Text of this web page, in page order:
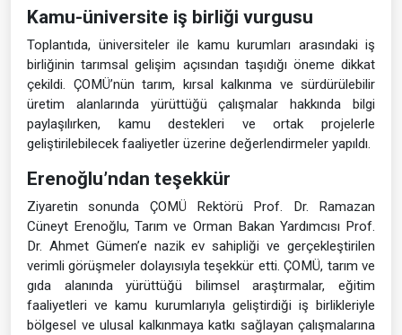
Kamu-üniversite iş birliği vurgusu
Toplantıda, üniversiteler ile kamu kurumları arasındaki iş
birliğinin tarımsal gelişim açısından taşıdığı öneme dikkat
çekildi. ÇOMÜ’nün tarım, kırsal kalkınma ve sürdürülebilir
üretim alanlarında yürüttüğü çalışmalar hakkında bilgi
paylaşılırken, kamu destekleri ve ortak projelerle
geliştirilebilecek faaliyetler üzerine değerlendirmeler yapıldı.
Erenoğlu’ndan teşekkür
Ziyaretin sonunda ÇOMÜ Rektörü Prof. Dr. Ramazan
Cüneyt Erenoğlu, Tarım ve Orman Bakan Yardımcısı Prof.
Dr. Ahmet Gümen’e nazik ev sahipliği ve gerçekleştirilen
verimli görüşmeler dolayısıyla teşekkür etti. ÇOMÜ, tarım ve
gıda alanında yürüttüğü bilimsel araştırmalar, eğitim
faaliyetleri ve kamu kurumlarıyla geliştirdiği iş birlikleriyle
bölgesel ve ulusal kalkınmaya katkı sağlayan çalışmalarına